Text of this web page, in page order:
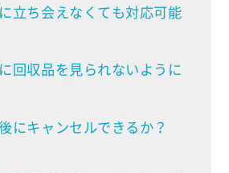
立ち会えなくても対応可能
回収品を見られないように
にキャンセルできるか？